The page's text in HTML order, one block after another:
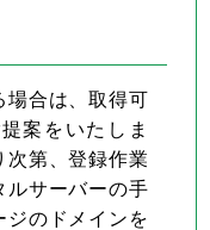
場合は、取得可
案をいたしま
次第、登録作業
ルサーバーの手
ジのドメインを